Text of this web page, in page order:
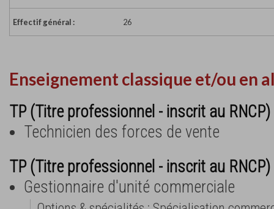
Effectif général : 26
Enseignement classique et/ou en
TP (Titre professionnel - inscrit au RNCP)
Technicien des forces de vente
TP (Titre professionnel - inscrit au RNCP)
Gestionnaire d'unité commerciale